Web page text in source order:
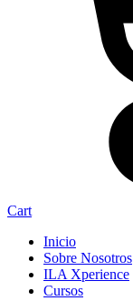
Cart
Inicio
Sobre Nosotros
ILA Xperience
Cursos